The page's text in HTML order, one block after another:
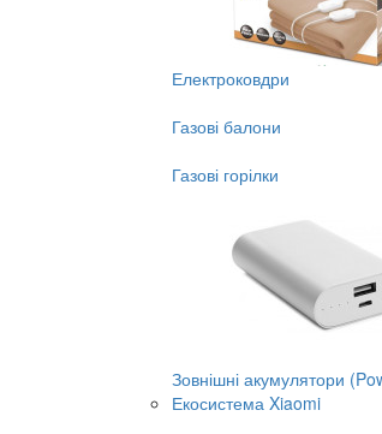
Електроковдри
Газові балони
Газові горілки
Зовнішні акумулятори
Екосистема Xiaomi